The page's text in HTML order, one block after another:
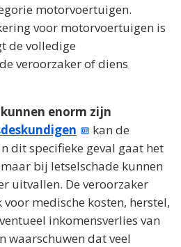
motorvoertuigen.
voor motorvoertuigen is
de volledige
veroorzaker of diens
enorm zijn
kan de
dit specifieke geval gaat het
bij letselschade kunnen
uitvallen. De veroorzaker
medische kosten, herstel,
inkomensverlies van
waarschuwen dat veel